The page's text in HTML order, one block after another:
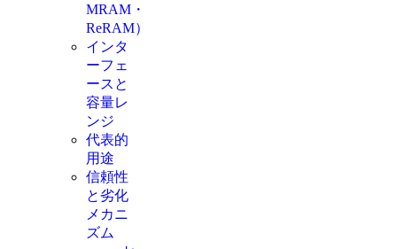
MRAM・
ReRAM）
インタ
ーフェ
ースと
容量レ
ンジ
代表的
用途
信頼性
と劣化
メカニ
ズム